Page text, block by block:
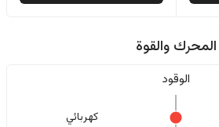
المحرك والقوة
الوقود
كهربائي